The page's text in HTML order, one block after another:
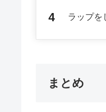
ラップを
まとめ